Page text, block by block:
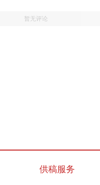
暂无评论
供稿服务